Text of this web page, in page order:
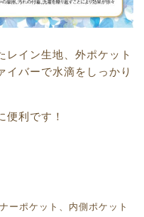
レイン生地、外ポケット
イバーで水滴をしっかり
便利です！
ーポケット、内側ポケット